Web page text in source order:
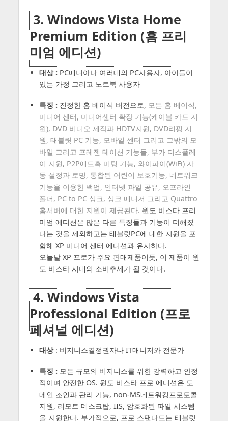
3. Windows Vista Home
Premium Edition (홈 프리
미엄 에디션)
대상 : PC매니아나 여러대의 PC사용자, 아이들이
있는 가정 그리고 노트북 사용자
특징 : 진정한 홈 베이식 버전으로, 모든 홈 베이식,
미디어 센터, 미디어센터 확장 기능(케이블 카드 지
원), DVD 비디오 제작과 HDTV지원, DVD리핑 지
원, 태블릿 PC 기능, 모바일 센터 그리고 그밖의 모
바일 그리고 프레젠 테이션 기능들, 부가 디스플레
이 지원, P2P애드혹 미팅 기능, 와이파이(WiFi) 자
동 설정과 로밍, 통합된 어린이 보호기능, 네트워크
기능을 이용한 백업, 인터넷 파일 공유, 오프라인
폴더, PC to PC 싱크, 싱크 매니저 그리고 Quattro
홈서버에 대한 지원이 제공된다. 윈도 비스타 프리
미엄 에디션은 많은 다른 특징들과 기능이 더해졌
다는 것을 제외하고는 태블릿PC에 대한 지원을 포
함해 XP 미디어 센터 에디션과 유사하다.
오늘날 XP 프로가 주요 판매제품이듯, 이 제품이 윈
도 비스타 시대의 소비추세가 될 것이다.
4. Windows Vista
Professional Edition (프로
페셔널 에디션)
대상: 비지니스결정권자나 IT매니저와 전문가
특징 : 모든 규모의 비지니스를 위한 강력하고 안정
적이며 안전한 OS. 윈도 비스타 프로 에디션은 도
메인 조인과 관리 기능, non-MS네트워킹프로토콜
지원, 리모트 데스크탑, IIS, 암호화된 파일 시스템
을 지원한다. 부가적으로, 프로 스탠다드는 태블릿